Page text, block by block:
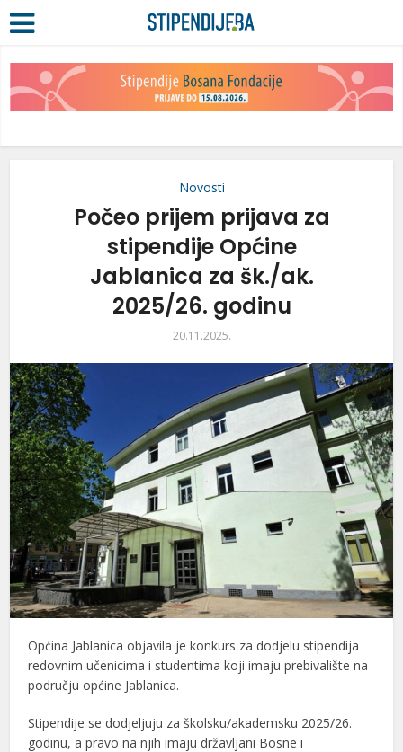
Novosti
Počeo prijem prijava za
stipendije Općine
Jablanica za šk./ak.
2025/26. godinu
20.11.2025.
Općina Jablanica objavila je konkurs za dodjelu stipendija
redovnim učenicima i studentima koji imaju prebivalište na
području općine Jablanica.
Stipendije se dodjeljuju za školsku/akademsku 2025/26.
godinu, a pravo na njih imaju državljani Bosne i